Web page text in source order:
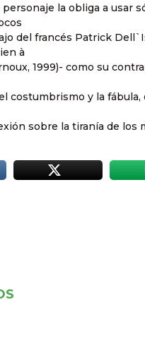
la obliga a usar
del francés Patrick
à
1999)- como su
costumbrismo y la fábula,
sobre la tiranía de los